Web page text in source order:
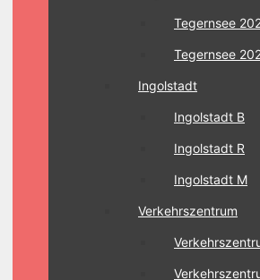
Tegernsee
Tegernsee
Ingolstadt
Ingolstadt B
Ingolstadt R
Ingolstadt M
Verkehrszentrum